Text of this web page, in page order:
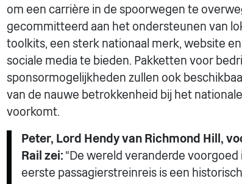
om een carrière in de spoorwegen te
gecommitteerd aan het ondersteunen van
toolkits, een sterk nationaal merk, website
sociale media te bieden. Pakketten voor
sponsormogelijkheden zullen ook
van de nauwe betrokkenheid bij het
voorkomt.
Peter, Lord Hendy van Richmond Hill,
Rail zei: “De wereld veranderde
eerste passagierstreinreis is een